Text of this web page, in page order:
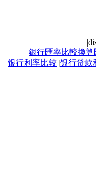
|
銀行匯率比較換算
|银行利率比较 |银行贷款